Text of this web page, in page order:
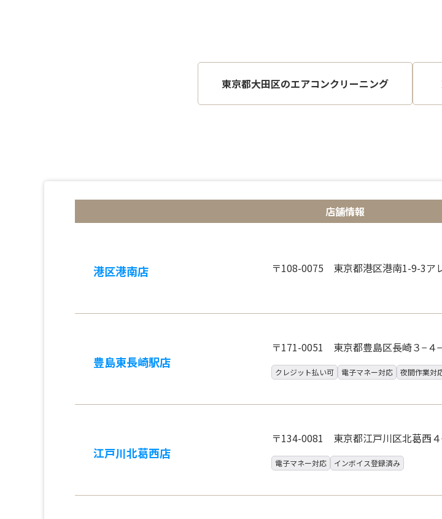
東京都大田区のエアコンクリーニング
店舗情報
港区港南店 〒108-0075 東京都港区港南1-9-3ア
豊島東長崎駅店
〒171-0051 東京都豊島区長崎３−４
クレジット払い可 電子マネー対応 夜間作業対
江戸川北葛西店
〒134-0081 東京都江戸川区北葛西４
電子マネー対応 インボイス登録済み